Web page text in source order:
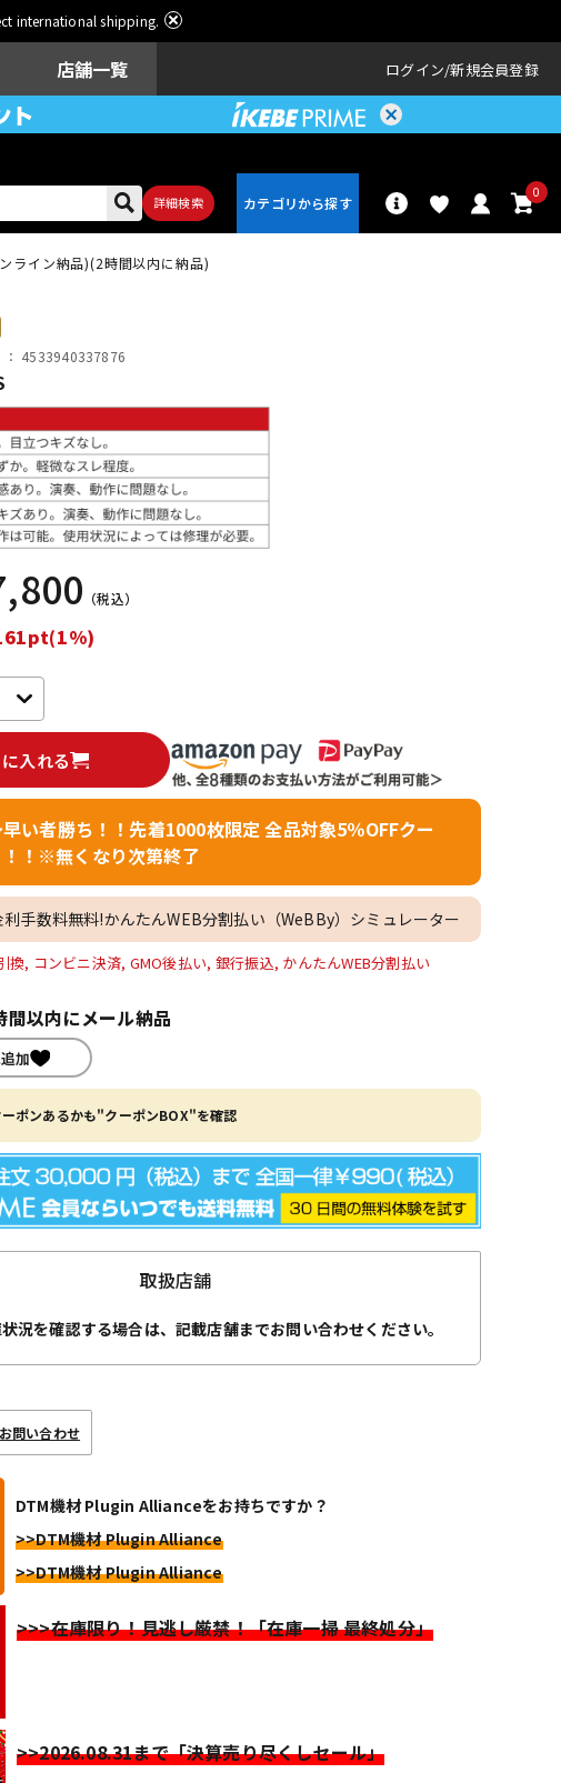
international shipping.
店舗一覧 ログイン 新規会員登録
詳細検索
0
配信/ライブ
機器
イン納品)(2時間以内に納品)
4533940337876
（税込）
入れる
い者勝ち！！先着1000枚限定 全品対象5％OFFクー
！※無くなり次第終了
手数料無料!かんたんWEB分割払い（WeBBy）シミュレーター
換, コンビニ決済, GMO後払い, 銀行振込, かんたんWEB分割払い
以内にメール納品
加
ポンあるかも"クーポンBOX"を確認
取扱店舗
況を確認する場合は、記載店舗までお問い合わせください。
問い合わせ
DTM機材 Plugin Allianceをお持ちですか？
>>DTM機材 Plugin Alliance
>>DTM機材 Plugin Alliance
>>>在庫限り！見逃し厳禁！「在庫一掃 最終処分」
>>2026.08.31まで「決算売り尽くしセール」